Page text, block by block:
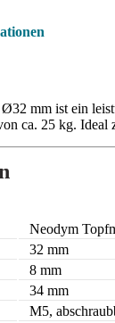
mm ist ein
ca. 25 kg. Ideal
Neodym
32 mm
8 mm
34 mm
M5,